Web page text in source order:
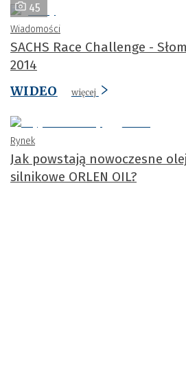
45
Wiadomości
SACHS Race Challenge -
2014
WIDEO
więcej
Rynek
Jak powstają nowoczesne
silnikowe ORLEN OIL?